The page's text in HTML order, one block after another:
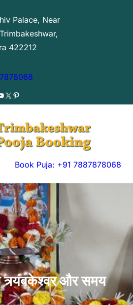
Palace, Near
422212
X Pinterest
Book Puja: +91 7887878068
त्र्यंबकेश्वर और समय